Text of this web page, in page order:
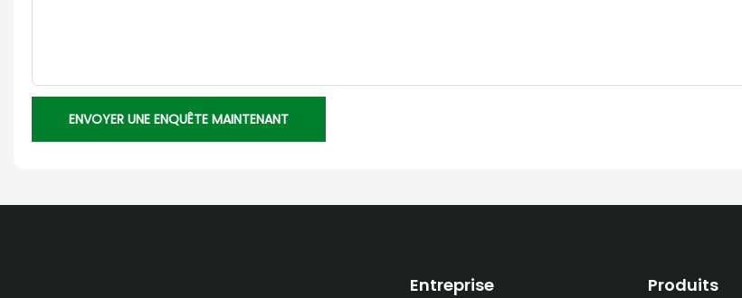
ENVOYER UNE ENQUÊTE MAINTENANT
Entreprise Produits